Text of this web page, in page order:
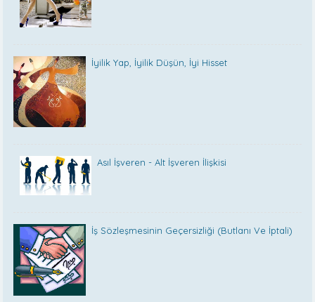
İyilik Yap, İyilik Düşün, İyi Hisset
Asıl İşveren - Alt İşveren İlişkisi
İş Sözleşmesinin Geçersizliği (Butlanı Ve İptali)